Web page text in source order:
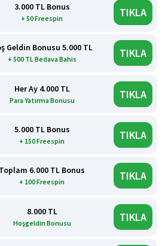
3.000 TL Bonus
+ 50 Freespin TIKLA
Geldin Bonusu 5.000 TL
+ 500 TL Bedava Bahis TIKLA
Her Ay 4.000 TL
Para Yatırma Bonusu TIKLA
5.000 TL Bonus
+ 150 Freespin TIKLA
Toplam 6.000 TL Bonus
+ 100 Freespin TIKLA
8.000 TL
Hoşgeldin Bonusu TIKLA